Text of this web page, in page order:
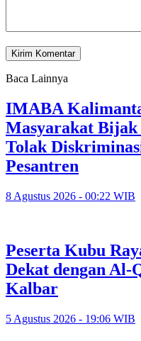
Baca Lainnya
IMABA
Masyarakat Bijak
Tolak
Pesantren
8 Agustus 2026 - 00:22 WIB
Peserta Kubu
Dekat dengan
Kalbar
5 Agustus 2026 - 19:06 WIB